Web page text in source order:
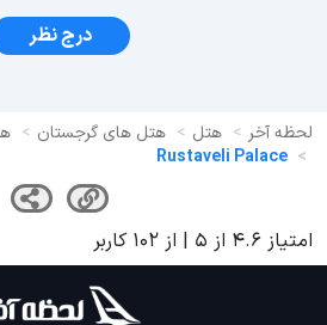
درج نظر
لحظه آخر هتل هتل های گرجستان
Rustaveli Palace
امتیاز 4.6 از 5 | از 102 کاربر